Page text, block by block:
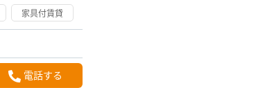
家具付賃貸
電話する